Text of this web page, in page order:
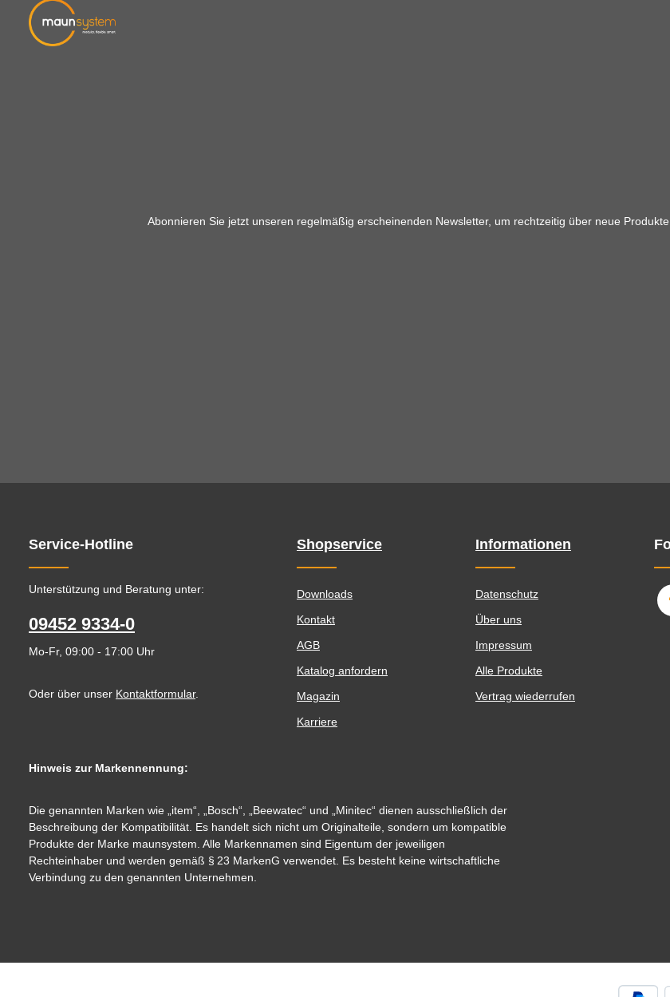
Abonnieren Sie jetzt unseren regelmäßig erscheinenden Newsletter, um rechtzeitig über neue
Service-Hotline
Unterstützung und Beratung unter:
09452 9334-0
Mo-Fr, 09:00 - 17:00 Uhr
Oder über unser Kontaktformular.
Shopservice
Downloads
Kontakt
AGB
Katalog anfordern
Magazin
Karriere
Informationen
Datenschutz
Über uns
Impressum
Alle Produkte
Vertrag wiederrufen
Hinweis zur Markennennung:
Die genannten Marken wie „item“, „Bosch“, „Beewatec“ und „Minitec“ dienen ausschließlich der
Beschreibung der Kompatibilität. Es handelt sich nicht um Originalteile, sondern um kompatible
Produkte der Marke maunsystem. Alle Markennamen sind Eigentum der jeweiligen
Rechteinhaber und werden gemäß § 23 MarkenG verwendet. Es besteht keine wirtschaftliche
Verbindung zu den genannten Unternehmen.